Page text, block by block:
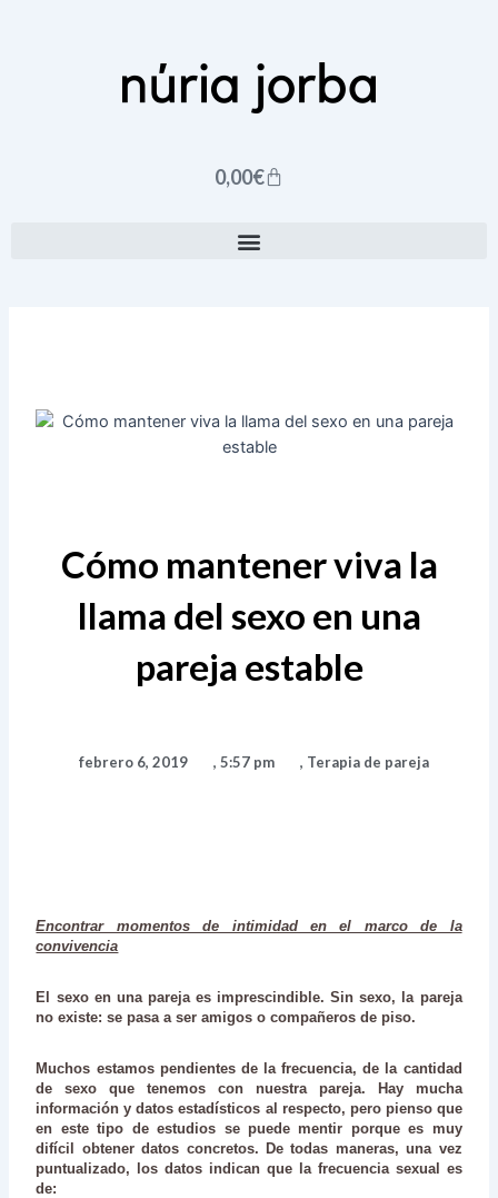
0,00€
Cómo mantener viva la
llama del sexo en una
pareja estable
febrero 6, 2019 , 5:57 pm , Terapia de pareja
Encontrar momentos de intimidad en el marco de la
convivencia
El sexo en una pareja es imprescindible. Sin sexo, la pareja
no existe: se pasa a ser amigos o compañeros de piso.
Muchos estamos pendientes de la frecuencia, de la cantidad
de sexo que tenemos con nuestra pareja. Hay mucha
información y datos estadísticos al respecto, pero pienso que
en este tipo de estudios se puede mentir porque es muy
difícil obtener datos concretos. De todas maneras, una vez
puntualizado, los datos indican que la frecuencia sexual es
de: